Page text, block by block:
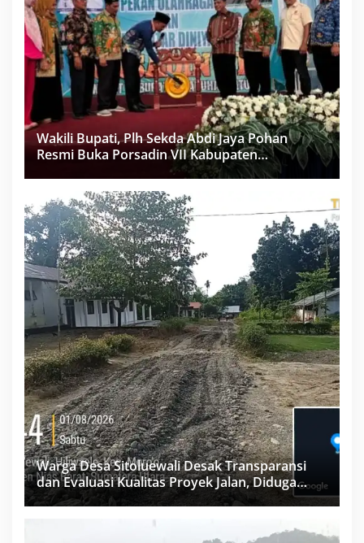
Wakili Bupati, Plh Sekda Abdi Jaya Pohan
Resmi Buka Porsadin VII Kabupaten
Warga Desa Sitoluewali Desak Transparansi
dan Evaluasi Kualitas Proyek Jalan, Diduga
Minim Informasi